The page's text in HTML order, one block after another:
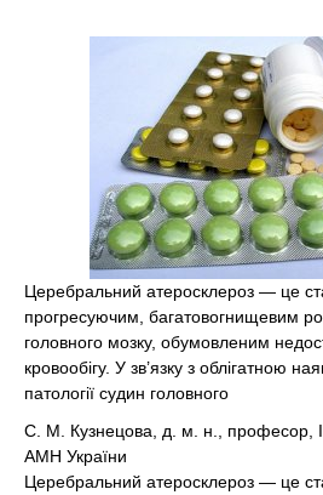
Церебральний атеросклероз — це
прогресуючим, багатовогнищевим
головного мозку, обумовленим
кровообігу. У зв’язку з облігатною
патології судин головного
С. М. Кузнецова, д. м. н., професор,
АМН України
Церебральний атеросклероз — це